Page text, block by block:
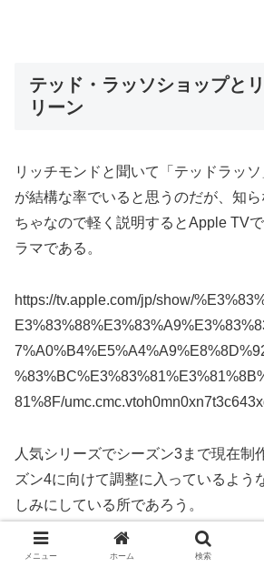
テッド・ラッソショップと
リーン
リッチモンドと聞いて「テッドラッ
が結構な率でいると思うのだが、知
ちゃなので軽く説明するとApple TV
ラマである。
https://tv.apple.com/jp/show/
81%8F/
人気シリーズでシーズン3まで現在制
ズン4に向けて調整に入っているよう
しみにしている所であろう。
私も例にもれずこのドラマを見た。
メニュー ホーム 検索